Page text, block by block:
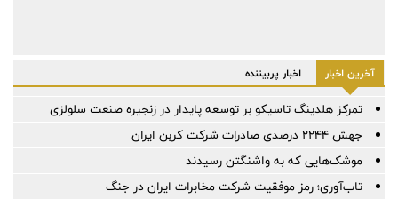
آخرین اخبار اخبار پربیننده
تمرکز هلدینگ تاسیکو بر توسعه پایدار در زنجیره صنعت سلولزی
جهش ۲۲۴۴ درصدی صادرات شرکت کربن ایران
موشک‌هایی که به واشنگتن رسیدند
تاب‌آوری؛ رمز موفقیت شرکت مخابرات ایران در جنگ